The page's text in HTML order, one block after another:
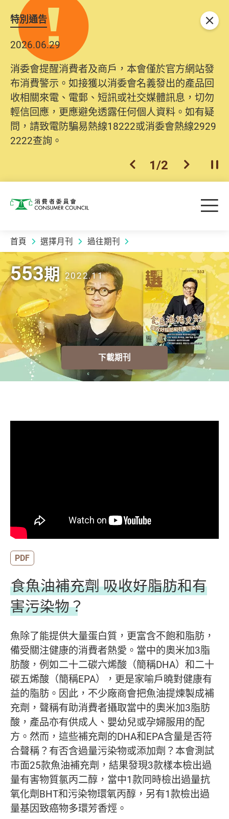
特別通告
2026.06.29
消委會提醒消費者及商戶，本會僅於官方網站發
布消費警示。如接獲以消委會名義發出的產品回
收相關來電、電郵、短訊或社交媒體訊息，切勿
輕信回應，更應避免透露任何個人資料。如有疑
問，請致電防騙易熱線18222或消委會熱線2929
2222查詢。
2025.10.31
為提升使用者體驗及網絡安全，本會的投訴處理
系統已經進行升級及推出新功能。由2025年11月
10日起，消費者需要提供基本聯絡資料（包括姓
名、電郵及電話）註冊帳戶，才可提交投訴、查
詢及建議。所有提交紀錄將清晰整合於帳戶中，
方便日後作出跟進。
上一個
2/2 下一個開
關閉
消費者委員會 目
首頁 選擇月刊 過往期刊
2022.11 | 553期
553期 2022.11
下載期刊
PDF
食魚油補充劑 吸收好脂肪和有
害污染物？
魚除了能提供大量蛋白質，更富含不飽和脂肪，
備受關注健康的消費者熱愛。當中的奧米加3脂
肪酸，例如二十二碳六烯酸（簡稱DHA）和二十
碳五烯酸（簡稱EPA），更是家喻戶曉對健康有
益的脂肪。因此，不少廠商會把魚油提煉製成補
充劑，聲稱有助消費者攝取當中的奧米加3脂肪
酸，產品亦有供成人、嬰幼兒或孕婦服用的配
方。然而，這些補充劑的DHA和EPA含量是否符
合聲稱？有否含過量污染物或添加劑？本會測試
市面25款魚油補充劑，結果發現3款樣本檢出過
量有害物質氯丙二醇，當中1款同時檢出過量抗
氧化劑BHT和污染物環氧丙醇，另有1款檢出過
量基因致癌物多環芳香烴。